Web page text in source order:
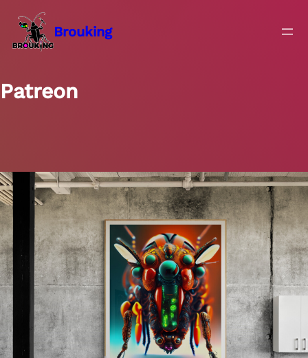
Přeskočit
obsah
Brouking
Patreon